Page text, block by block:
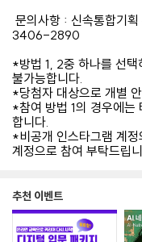
문의사항 : 신속통합기
3406-2890
*방법 1, 2중 하나를 선
불가능합니다.
*당첨자 대상으로 개별
*참여 방법 1의 경우에는
합니다.
*비공개 인스타그램 계
계정으로 참여 부탁드립
추천 이벤트